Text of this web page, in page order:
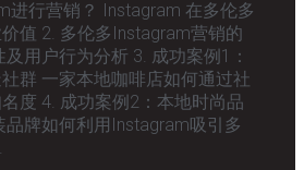
进行营销？ Instagram 在多伦多
值 2. 多伦多Instagram营销的
用户行为分析 3. 成功案例1：
群 一家本地咖啡店如何通过社
度 4. 成功案例2：本地时尚品
品牌如何利用Instagram吸引多